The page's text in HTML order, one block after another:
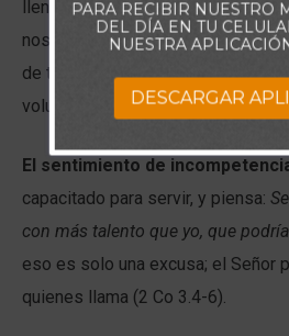
llenas, que no hay espacio para
nos llama a servir. Todos
de tiempo en nuestras vidas si
voluntad de Dios.
El sentimiento de
capacitado para servir, y piensa:
con más talento que yo, que
eso es solo una excusa; el Señor
quienes llama (2 Co 3.4-6).
PARA RECIBIR NUESTRO
DEL DÍA EN TU
NUESTRA
DESCARGAR